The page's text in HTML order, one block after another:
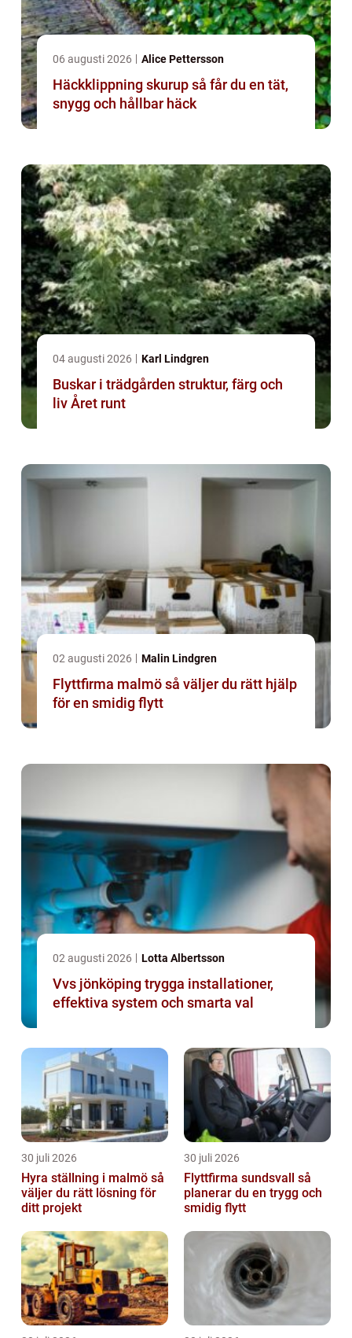
06 augusti 2026 Alice Pettersson
Häckklippning skurup så får du en tät,
snygg och hållbar häck
04 augusti 2026 Karl Lindgren
Buskar i trädgården struktur, färg och
liv Året runt
02 augusti 2026 Malin Lindgren
Flyttfirma malmö så väljer du rätt hjälp
för en smidig flytt
02 augusti 2026 Lotta Albertsson
Vvs jönköping trygga installationer,
effektiva system och smarta val
30 juli 2026
Hyra ställning i malmö så
väljer du rätt lösning för
ditt projekt
30 juli 2026
Flyttfirma sundsvall så
planerar du en trygg och
smidig flytt